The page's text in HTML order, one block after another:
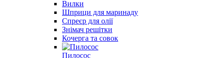
Вилки
Шприци для маринаду
Спреєр для олії
Знімач решітки
Кочерга та совок
Пилосос